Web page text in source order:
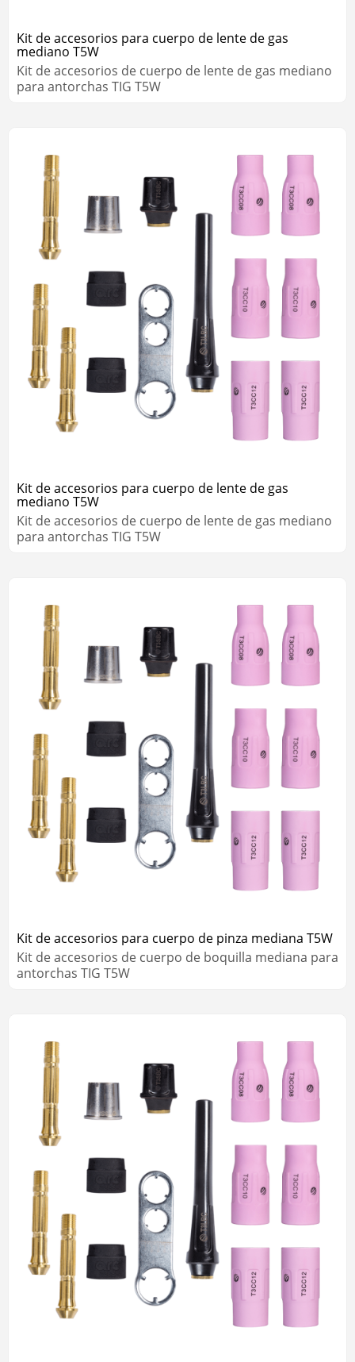
Kit de accesorios para cuerpo de lente de gas
mediano T5W
Kit de accesorios de cuerpo de lente de gas mediano
para antorchas TIG T5W
Kit de accesorios para cuerpo de lente de gas
mediano T5W
Kit de accesorios de cuerpo de lente de gas mediano
para antorchas TIG T5W
Kit de accesorios para cuerpo de pinza mediana T5W
Kit de accesorios de cuerpo de boquilla mediana para
antorchas TIG T5W